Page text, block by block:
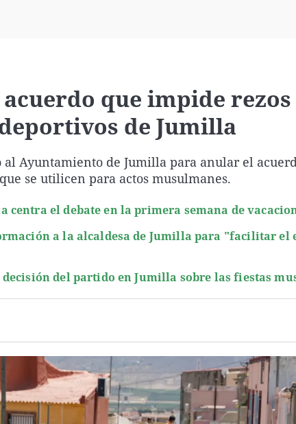
que impide rezos
de Jumilla
Ayuntamiento de Jumilla para anular el
se utilicen para actos musulmanes.
centra el debate en la primera semana de
a la alcaldesa de Jumilla para "facilitar el
del partido en Jumilla sobre las fiestas